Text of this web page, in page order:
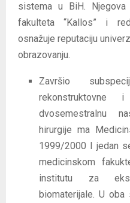
sistema u BiH. Njegova
fakulteta “Kallos” i
osnažuje reputaciju
obrazovanju.
Završio
dvosemestralnu
hirurgije ma
1999/2000 I jedan
medicinskom
institutu za
biomaterijale. U